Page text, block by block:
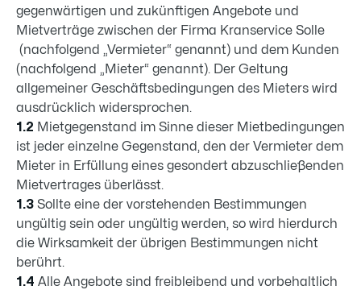
gegenwärtigen und zukünftigen Angebote und
Mietverträge zwischen der Firma Kranservice Solle
(nachfolgend „Vermieter“ genannt) und dem Kunden
(nachfolgend „Mieter“ genannt). Der Geltung
allgemeiner Geschäftsbedingungen des Mieters wird
ausdrücklich widersprochen.
1.2 Mietgegenstand im Sinne dieser Mietbedingungen
ist jeder einzelne Gegenstand, den der Vermieter dem
Mieter in Erfüllung eines gesondert abzuschließenden
Mietvertrages überlässt.
1.3 Sollte eine der vorstehenden Bestimmungen
ungültig sein oder ungültig werden, so wird hierdurch
die Wirksamkeit der übrigen Bestimmungen nicht
berührt.
1.4 Alle Angebote sind freibleibend und vorbehaltlich